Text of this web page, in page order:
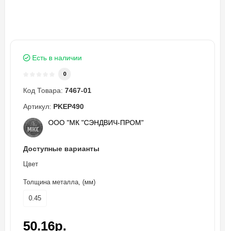
Есть в наличии
0
Код Товара: 7467-01
Артикул: PKEP490
ООО "МК "СЭНДВИЧ-ПРОМ"
Доступные варианты
Цвет
Толщина металла, (мм)
0.45
50.16р.